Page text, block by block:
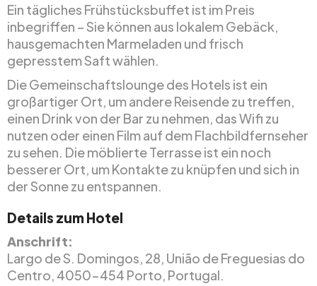
Ein tägliches Frühstücksbuffet ist im Preis
inbegriffen – Sie können aus lokalem Gebäck,
hausgemachten Marmeladen und frisch
gepresstem Saft wählen.
Die Gemeinschaftslounge des Hotels ist ein
großartiger Ort, um andere Reisende zu treffen,
einen Drink von der Bar zu nehmen, das Wifi zu
nutzen oder einen Film auf dem Flachbildfernseher
zu sehen. Die möblierte Terrasse ist ein noch
besserer Ort, um Kontakte zu knüpfen und sich in
der Sonne zu entspannen.
Details zum Hotel
Anschrift:
Largo de S. Domingos, 28, União de Freguesias do
Centro, 4050-454 Porto, Portugal.